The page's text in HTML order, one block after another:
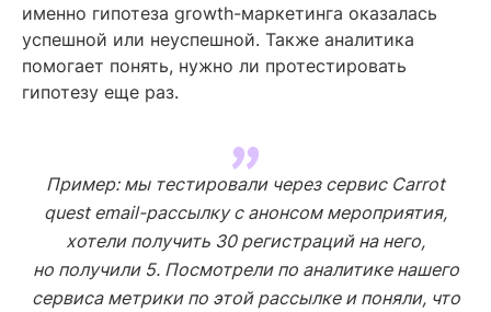
именно гипотеза growth-маркетинга оказалась
успешной или неуспешной. Также аналитика
помогает понять, нужно ли протестировать
гипотезу еще раз.
Пример: мы тестировали через сервис Carrot
quest email-рассылку с анонсом мероприятия,
хотели получить 30 регистраций на него,
но получили 5. Посмотрели по аналитике нашего
сервиса метрики по этой рассылке и поняли, что